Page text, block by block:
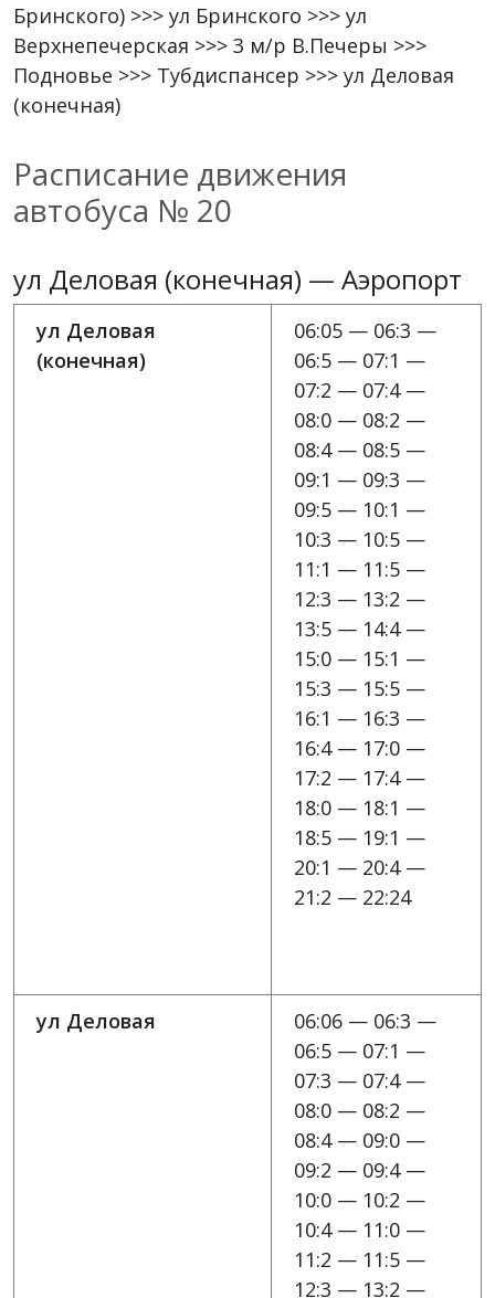
Бринского) >>> ул Бринского >>> ул
Верхнепечерская >>> 3 м/р В.Печеры >>>
Подновье >>> Тубдиспансер >>> ул Деловая
(конечная)
Расписание движения
автобуса № 20
ул Деловая (конечная) — Аэропорт
ул Деловая
(конечная)
06:05 — 06:3 —
06:5 — 07:1 —
07:2 — 07:4 —
08:0 — 08:2 —
08:4 — 08:5 —
09:1 — 09:3 —
09:5 — 10:1 —
10:3 — 10:5 —
11:1 — 11:5 —
12:3 — 13:2 —
13:5 — 14:4 —
15:0 — 15:1 —
15:3 — 15:5 —
16:1 — 16:3 —
16:4 — 17:0 —
17:2 — 17:4 —
18:0 — 18:1 —
18:5 — 19:1 —
20:1 — 20:4 —
21:2 — 22:24
ул Деловая
06:06 — 06:3 —
06:5 — 07:1 —
07:3 — 07:4 —
08:0 — 08:2 —
08:4 — 09:0 —
09:2 — 09:4 —
10:0 — 10:2 —
10:4 — 11:0 —
11:2 — 11:5 —
12:3 — 13:2 —